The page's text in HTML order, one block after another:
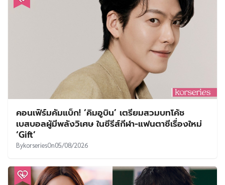
คอนเฟิร์มคัมแบ็ก! ‘คิมอูบิน’ เตรียมสวมบทโค้ช
เบสบอลผู้มีพลังวิเศษ ในซีรีส์กีฬา-แฟนตาซีเรื่องใหม่
‘Gift’
BykorseriesOn05/08/2026